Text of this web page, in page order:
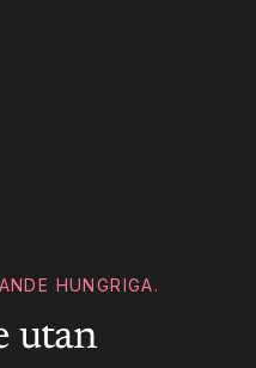
HUNGRIGA.
utan